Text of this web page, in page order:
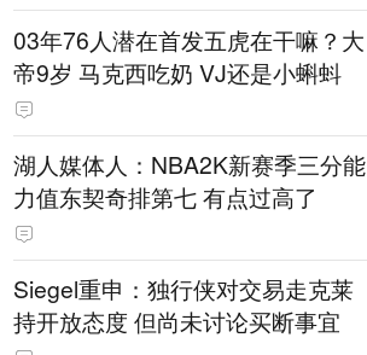
03年76人潜在首发五虎在干嘛？大
帝9岁 马克西吃奶 VJ还是小蝌蚪
湖人媒体人：NBA2K新赛季三分能
力值东契奇排第七 有点过高了
Siegel重申：独行侠对交易走克莱
持开放态度 但尚未讨论买断事宜